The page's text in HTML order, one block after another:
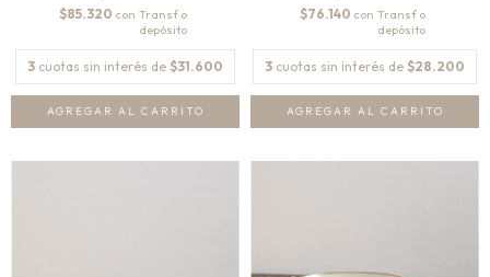
$85.320 con
3 cuotas sin interés de $31.600
$76.140 con
3 cuotas sin interés de $28.200